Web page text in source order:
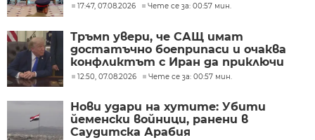
17:47, 07.08.2026 Чете се за: 00:57 мин.
Тръмп увери, че САЩ имат
достатъчно боеприпаси и очаква
конфликтът с Иран да приключи
скоро
12:50, 07.08.2026 Чете се за: 00:57 мин.
Нови удари на хутите: Убити
йеменски войници, ранени в
Саудитска Арабия